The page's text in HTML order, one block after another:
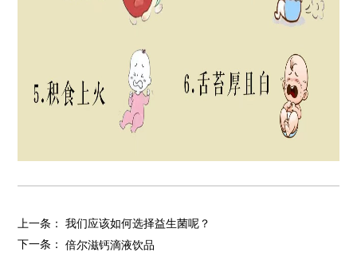
上一条：我们应该如何选择益生菌呢？
下一条：倍尔滋钙滴液饮品